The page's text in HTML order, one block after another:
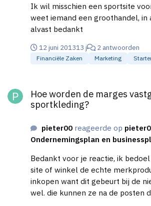
Ik wil misschien een sportsite
weet iemand een groothandel, in
alvast bedankt
12 juni 201313 j 2 antwoorden
Financiële Zaken Marketing
Hoe worden de marges
sportkleding?
pieter00 reageerde op
Ondernemingsplan en
Bedankt voor je reactie, ik bedoel meer kan je als
site of winkel de echte
inkopen want dit gebeurt bij de
wel. die kunnen ze na de posten